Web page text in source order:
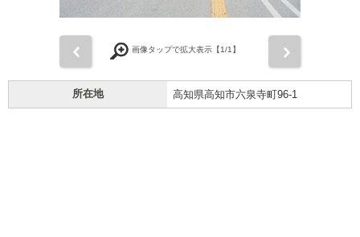
画像タップで拡大表示【1/1】
所在地 高知県高知市六泉寺町96-1